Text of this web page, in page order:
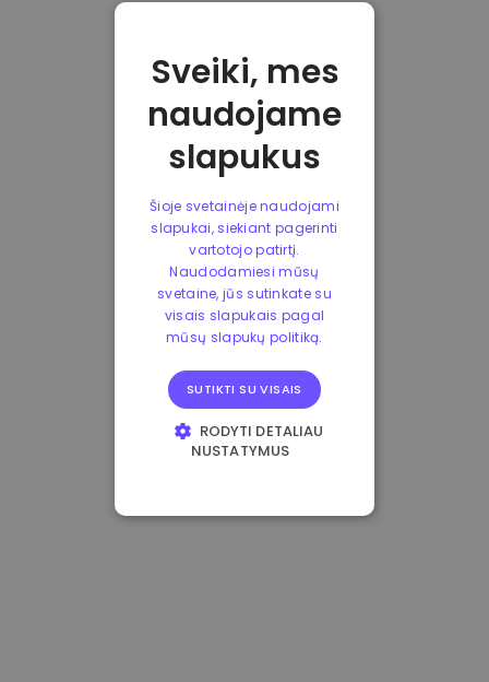
Sveiki, mes
naudojame
slapukus
Šioje svetainėje naudojami
slapukai, siekiant pagerinti
vartotojo patirtį.
Naudodamiesi mūsų
svetaine, jūs sutinkate su
visais slapukais pagal
mūsų slapukų politiką.
SUTIKTI SU VISAIS
RODYTI DETALIAU
NUSTATYMUS